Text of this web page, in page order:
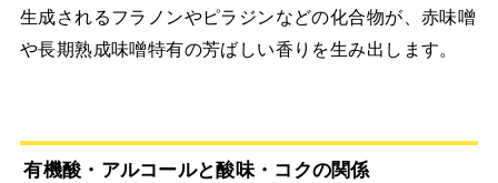
生成されるフラノンやピラジンなどの化合物が、赤味噌
や長期熟成味噌特有の芳ばしい香りを生み出します。
有機酸・アルコールと酸味・コクの関係